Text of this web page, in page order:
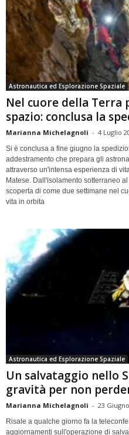
Astronautica ed Esplorazione Spaziale
Nel cuore della Terra
spazio: conclusa la
Marianna Michelagnoli - 4 Luglio
Si è conclusa a fine giugno la
addestramento che prepara gli
attraverso un'intensa esperienza di
Matese. Dall'isolamento sotterraneo
scoperta di come due settimane nel
vita in orbita
Astronautica ed Esplorazione Spaziale
Un salvataggio nello
gravità per non
Marianna Michelagnoli - 23
Risale a qualche giorno fa la
aggiornamenti sull'operazione di